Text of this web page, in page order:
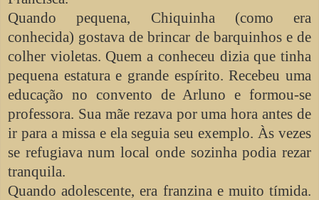
Quando pequena, Chiquinha (como era
conhecida) gostava de brincar de barquinhos e de
colher violetas. Quem a conheceu dizia que tinha
pequena estatura e grande espírito. Recebeu uma
educação no convento de Arluno e formou-se
professora. Sua mãe rezava por uma hora antes de
ir para a missa e ela seguia seu exemplo. Às vezes
se refugiava num local onde sozinha podia rezar
tranquila.
Quando adolescente, era franzina e muito tímida.